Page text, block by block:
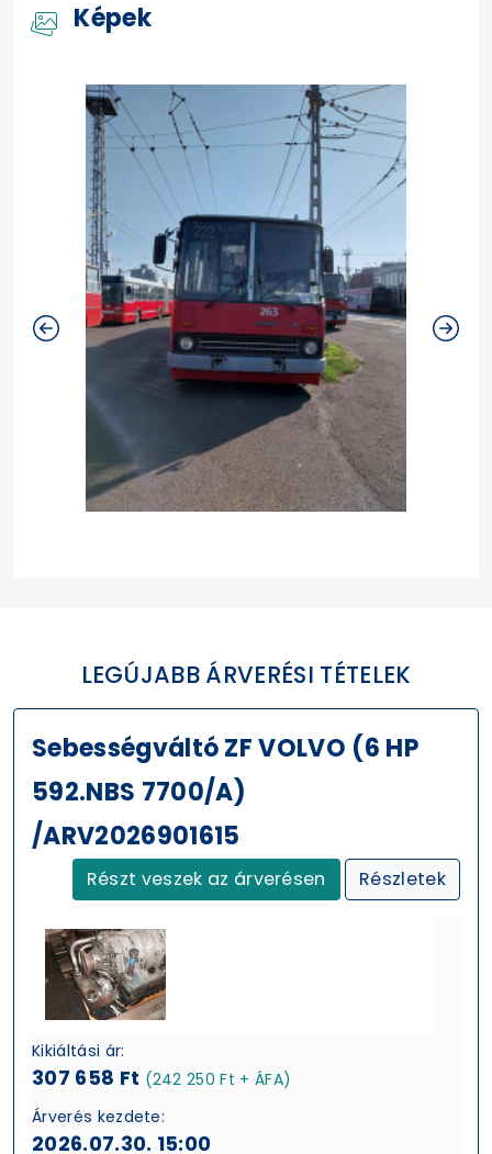
Képek
LEGÚJABB ÁRVERÉSI TÉTELEK
Sebességváltó ZF VOLVO (6 HP
592.NBS 7700/A)
/ARV2026901615
Részt veszek az árverésen Részletek
Kikiáltási ár:
307 658 Ft (242 250 Ft + ÁFA)
Árverés kezdete:
2026.07.30. 15:00